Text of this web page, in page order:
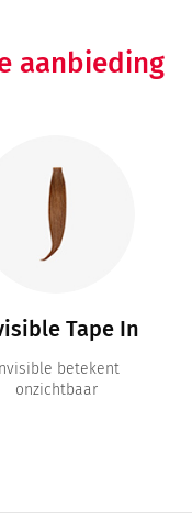
aanbieding
Tape In
betekent
onzichtbaar